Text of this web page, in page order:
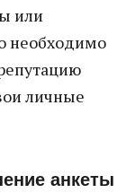
или
необходимо
личные
анкеты